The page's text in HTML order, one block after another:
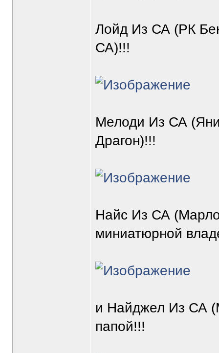
Лойд Из СА (РК
СА)!!!
Мелоди Из СА
Драгон)!!!
Найс Из СА
миниатюрной
и Найджел Из СА
папой!!!